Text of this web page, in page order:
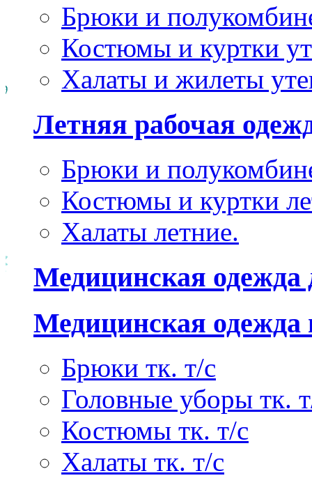
Брюки и
Костюмы и куртки
Халаты и жилеты
Летняя рабочая
Брюки и
Костюмы и куртки
Халаты летние.
Медицинская
Медицинская одежда
Брюки тк. т/с
Головные уборы тк.
Костюмы тк. т/с
Халаты тк. т/с